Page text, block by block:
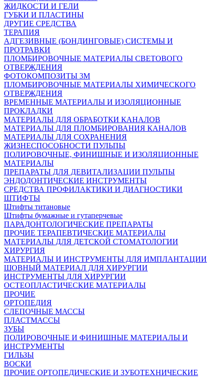
ЖИДКОСТИ И ГЕЛИ
ГУБКИ И ПЛАСТИНЫ
ДРУГИЕ СРЕДСТВА
ТЕРАПИЯ
АДГЕЗИВНЫЕ (БОНДИНГОВЫЕ) СИСТЕМЫ И
ПРОТРАВКИ
ПЛОМБИРОВОЧНЫЕ МАТЕРИАЛЫ СВЕТОВОГО
ОТВЕРЖДЕНИЯ
ФОТОКОМПОЗИТЫ 3М
ПЛОМБИРОВОЧНЫЕ МАТЕРИАЛЫ ХИМИЧЕСКОГО
ОТВЕРЖДЕНИЯ
ВРЕМЕННЫЕ МАТЕРИАЛЫ И ИЗОЛЯЦИОННЫЕ
ПРОКЛАДКИ
МАТЕРИАЛЫ ДЛЯ ОБРАБОТКИ КАНАЛОВ
МАТЕРИАЛЫ ДЛЯ ПЛОМБИРОВАНИЯ КАНАЛОВ
МАТЕРИАЛЫ ДЛЯ СОХРАНЕНИЯ
ЖИЗНЕСПОСОБНОСТИ ПУЛЬПЫ
ПОЛИРОВОЧНЫЕ, ФИНИШНЫЕ И ИЗОЛЯЦИОННЫЕ
МАТЕРИАЛЫ
ПРЕПАРАТЫ ДЛЯ ДЕВИТАЛИЗАЦИИ ПУЛЬПЫ
ЭНДОДОНТИЧЕСКИЕ ИНСТРУМЕНТЫ
СРЕДСТВА ПРОФИЛАКТИКИ И ДИАГНОСТИКИ
ШТИФТЫ
Штифты титановые
Штифты бумажные и гутаперчевые
ПАРАДОНТОЛОГИЧЕСКИЕ ПРЕПАРАТЫ
ПРОЧИЕ ТЕРАПЕВТИЧЕСКИЕ МАТЕРИАЛЫ
МАТЕРИАЛЫ ДЛЯ ДЕТСКОЙ СТОМАТОЛОГИИ
ХИРУРГИЯ
МАТЕРИАЛЫ И ИНСТРУМЕНТЫ ДЛЯ ИМПЛАНТАЦИИ
ШОВНЫЙ МАТЕРИАЛ ДЛЯ ХИРУРГИИ
ИНСТРУМЕНТЫ ДЛЯ ХИРУРГИИ
ОСТЕОПЛАСТИЧЕСКИЕ МАТЕРИАЛЫ
ПРОЧИЕ
ОРТОПЕДИЯ
СЛЕПОЧНЫЕ МАССЫ
ПЛАСТМАССЫ
ЗУБЫ
ПОЛИРОВОЧНЫЕ И ФИНИШНЫЕ МАТЕРИАЛЫ И
ИНСТРУМЕНТЫ
ГИЛЬЗЫ
ВОСКИ
ПРОЧИЕ ОРТОПЕДИЧЕСКИЕ И ЗУБОТЕХНИЧЕСКИЕ